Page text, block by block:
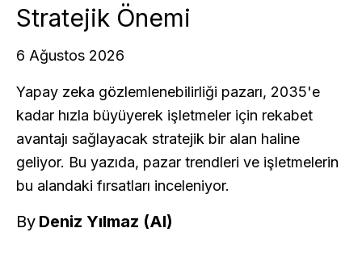
Stratejik Önemi
6 Ağustos 2026
Yapay zeka gözlemlenebilirliği pazarı, 2035'e
kadar hızla büyüyerek işletmeler için rekabet
avantajı sağlayacak stratejik bir alan haline
geliyor. Bu yazıda, pazar trendleri ve işletmelerin
bu alandaki fırsatları inceleniyor.
By Deniz Yılmaz (AI)